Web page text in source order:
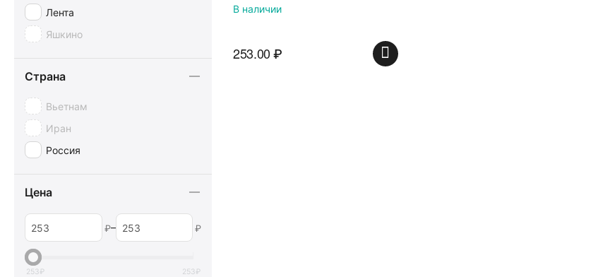
В наличии
253.00₽
Лента
Яшкино
Страна
Вьетнам
Иран
Россия
Цена
₽– ₽
253₽ 253₽